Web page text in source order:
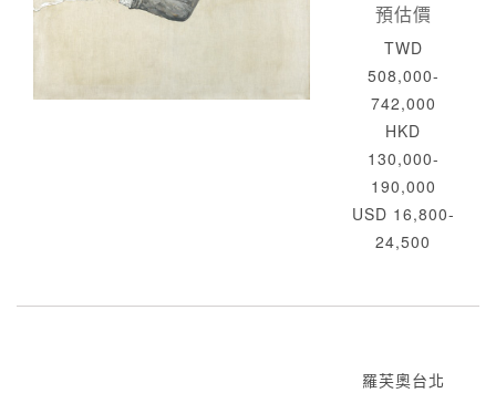
預估價
TWD
508,000-
742,000
HKD
130,000-
190,000
USD 16,800-
24,500
羅芙奧台北